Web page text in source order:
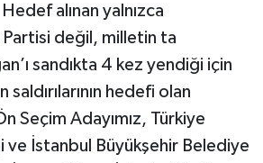
alınan yalnızca
değil, milletin ta
sandıkta 4 kez yendiği için
hedefi olan
Seçim Adayımız, Türkiye
ve İstanbul Büyükşehir Belediye